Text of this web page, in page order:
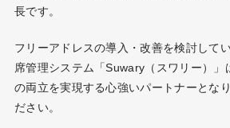
長です。
フリーアドレスの導入・改善を検討して
席管理システム「Suwary（スワリー）」
の両立を実現する心強いパートナーとな
ださい。